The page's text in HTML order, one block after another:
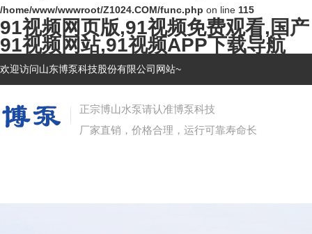
/home/www/wwwroot/Z1024.COM/func.php on line 115
91视频网页版,91视频免费观看,国产
91视频网站,91视频APP下载导航
欢迎访问山东博泵科技股份有限公司网站~
正宗博山水泵请认准博泵科技
厂家直销，价格合理，运行可靠寿命长